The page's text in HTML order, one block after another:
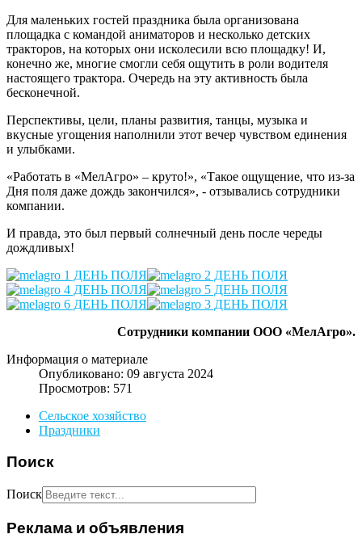
Для маленьких гостей праздника была организована
площадка с командой аниматоров и несколько детских
тракторов, на которых они исколесили всю площадку! И,
конечно же, многие смогли себя ощутить в роли водителя
настоящего трактора. Очередь на эту активность была
бесконечной.
Перспективы, цели, планы развития, танцы, музыка и
вкусные угощения наполнили этот вечер чувством единения
и улыбками.
«Работать в «МелАгро» – круто!», «Такое ощущение, что из-за
Дня поля даже дождь закончился», - отзывались сотрудники
компании.
И правда, это был первый солнечный день после череды
дождливых!
Сотрудники компании ООО «МелАгро».
Информация о материале
Опубликовано: 09 августа 2024
Просмотров: 571
Сельское хозяйство
Праздники
Поиск
Поиск
Реклама и объявления